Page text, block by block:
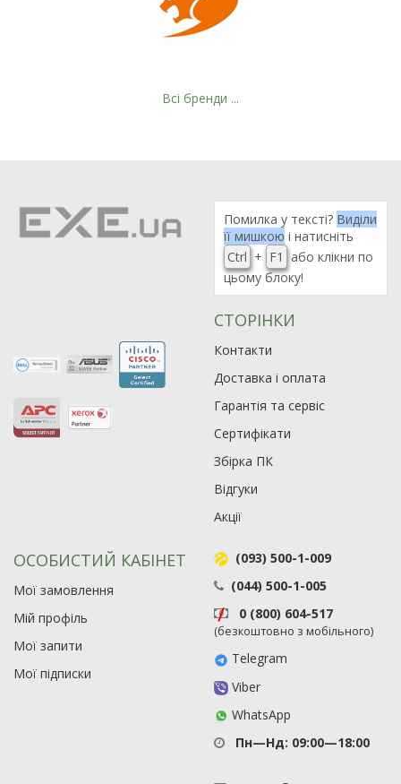
Рейтинг EXE.ua:
974
90
Всі бренди ...
Помилка у тексті? Виділи
її мишкою і натисніть
Ctrl + F1
або клікни по
цьому блоку!
СТОРІНКИ
Контакти
Доставка і оплата
Гарантія та сервіс
Сертифікати
Збірка ПК
Відгуки
Акції
ОСОБИСТИЙ КАБІНЕТ
Мої замовлення
Мій профіль
Мої запити
Мої підписки
(093) 500-1-009
(044) 500-1-005
0 (800) 604-517
(безкоштовно з мобільного)
Telegram
Viber
WhatsApp
Пн—Нд: 09:00—18:00